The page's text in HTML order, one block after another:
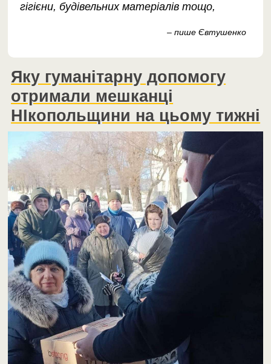
гігієни, будівельних матеріалів тощо,
– пише Євтушенко
Яку гуманітарну допомогу
отримали мешканці
НІкопольщини на цьому тижні